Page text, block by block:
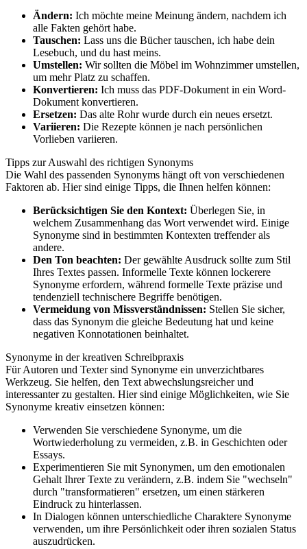
Ändern: Ich möchte meine Meinung ändern, nachdem ich
alle Fakten gehört habe.
Tauschen: Lass uns die Bücher tauschen, ich habe dein
Lesebuch, und du hast meins.
Umstellen: Wir sollten die Möbel im Wohnzimmer umstellen,
um mehr Platz zu schaffen.
Konvertieren: Ich muss das PDF-Dokument in ein Word-
Dokument konvertieren.
Ersetzen: Das alte Rohr wurde durch ein neues ersetzt.
Variieren: Die Rezepte können je nach persönlichen
Vorlieben variieren.
Tipps zur Auswahl des richtigen Synonyms
Die Wahl des passenden Synonyms hängt oft von verschiedenen
Faktoren ab. Hier sind einige Tipps, die Ihnen helfen können:
Berücksichtigen Sie den Kontext: Überlegen Sie, in
welchem Zusammenhang das Wort verwendet wird. Einige
Synonyme sind in bestimmten Kontexten treffender als
andere.
Den Ton beachten: Der gewählte Ausdruck sollte zum Stil
Ihres Textes passen. Informelle Texte können lockerere
Synonyme erfordern, während formelle Texte präzise und
tendenziell technischere Begriffe benötigen.
Vermeidung von Missverständnissen: Stellen Sie sicher,
dass das Synonym die gleiche Bedeutung hat und keine
negativen Konnotationen beinhaltet.
Synonyme in der kreativen Schreibpraxis
Für Autoren und Texter sind Synonyme ein unverzichtbares
Werkzeug. Sie helfen, den Text abwechslungsreicher und
interessanter zu gestalten. Hier sind einige Möglichkeiten, wie Sie
Synonyme kreativ einsetzen können:
Verwenden Sie verschiedene Synonyme, um die
Wortwiederholung zu vermeiden, z.B. in Geschichten oder
Essays.
Experimentieren Sie mit Synonymen, um den emotionalen
Gehalt Ihrer Texte zu verändern, z.B. indem Sie "wechseln"
durch "transformatieren" ersetzen, um einen stärkeren
Eindruck zu hinterlassen.
In Dialogen können unterschiedliche Charaktere Synonyme
verwenden, um ihre Persönlichkeit oder ihren sozialen Status
auszudrücken.